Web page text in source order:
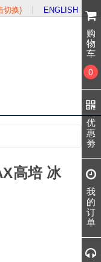
购
物
车
0
优
惠
劵
我
的
订
单
切换) | ENGLISH
高培 冰